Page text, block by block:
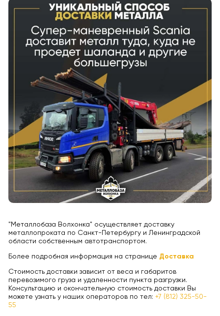
"Металлобаза Волхонка" осуществляет доставку
металлопроката по Санкт-Петербургу и Ленинградской
области собственным автотранспортом.
Более подробная информация на странице Доставка
Стоимость доставки зависит от веса и габаритов
перевозимого груза и удаленности пункта разгрузки.
Консультацию и окончательную стоимость доставки Вы
можете узнать у наших операторов по тел: +7 (812) 325-50-
55